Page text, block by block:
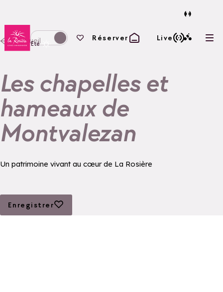
Retour à la page d'accueil
Basculer l'affichage en mode hiver
Eté
Vos favoris
Réserver Live
Accueil
Les chapelles et
hameaux de
Montvalezan
Un patrimoine vivant au cœur de La Rosière
Enregistrer
aux favoris